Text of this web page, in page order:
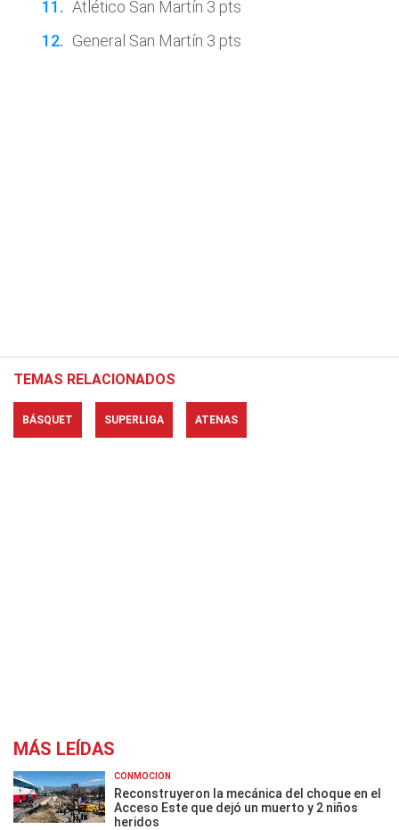
Atlético San Martín 3 pts
General San Martín 3 pts
TEMAS RELACIONADOS
BÁSQUET SUPERLIGA ATENAS
MÁS LEÍDAS
CONMOCIÓN
Reconstruyeron la mecánica del choque en el
Acceso Este que dejó un muerto y 2 niños
heridos